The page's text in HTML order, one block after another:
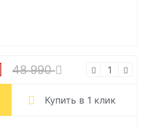
48 990
Купить в 1 клик